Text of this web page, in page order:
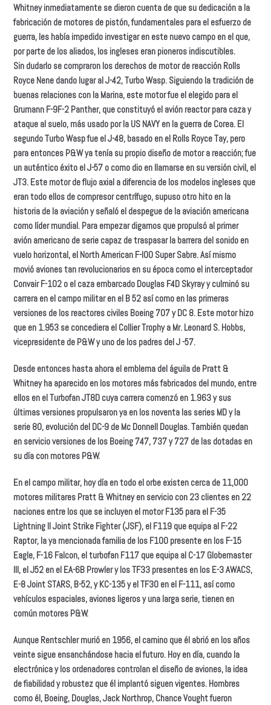
Whitney inmediatamente se dieron cuenta de que su dedicación a la
fabricación de motores de pistón, fundamentales para el esfuerzo de
guerra, les había impedido investigar en este nuevo campo en el que,
por parte de los aliados, los ingleses eran pioneros indiscutibles.
Sin dudarlo se compraron los derechos de motor de reacción Rolls
Royce Nene dando lugar al J-42, Turbo Wasp. Siguiendo la tradición de
buenas relaciones con la Marina, este motor fue el elegido para el
Grumann F-9F-2 Panther, que constituyó el avión reactor para caza y
ataque al suelo, más usado por la US NAVY en la guerra de Corea. El
segundo Turbo Wasp fue el J-48, basado en el Rolls Royce Tay, pero
para entonces P&W ya tenía su propio diseño de motor a reacción; fue
un auténtico éxito el J-57 o como dio en llamarse en su versión civil, el
JT3. Este motor de flujo axial a diferencia de los modelos ingleses que
eran todo ellos de compresor centrífugo, supuso otro hito en la
historia de la aviación y señaló el despegue de la aviación americana
como líder mundial. Para empezar digamos que propulsó al primer
avión americano de serie capaz de traspasar la barrera del sonido en
vuelo horizontal, el North American F-l00 Super Sabre. Así mismo
movió aviones tan revolucionarios en su época como el interceptador
Convair F-102 o el caza embarcado Douglas F4D Skyray y culminó su
carrera en el campo militar en el B 52 así como en las primeras
versiones de los reactores civiles Boeing 707 y DC 8. Este motor hizo
que en 1.953 se concediera el Collier Trophy a Mr. Leonard S. Hobbs,
vicepresidente de P&W y uno de los padres del J -57.
Desde entonces hasta ahora el emblema del águila de Pratt &
Whitney ha aparecido en los motores más fabricados del mundo, entre
ellos en el Turbofan JT8D cuya carrera comenzó en 1.963 y sus
últimas versiones propulsaron ya en los noventa las series MD y la
serie 80, evolución del DC-9 de Mc Donnell Douglas. También quedan
en servicio versiones de los Boeing 747, 737 y 727 de las dotadas en
su día con motores P&W.
En el campo militar, hoy día en todo el orbe existen cerca de 11,000
motores militares Pratt & Whitney en servicio con 23 clientes en 22
naciones entre los que se incluyen el motor F135 para el F-35
Lightning II Joint Strike Fighter (JSF), el F119 que equipa al F-22
Raptor, la ya mencionada familia de los F100 presente en los F-15
Eagle, F-16 Falcon, el turbofan F117 que equipa al C-17 Globemaster
III, el J52 en el EA-6B Prowler y los TF33 presentes en los E-3 AWACS,
E-8 Joint STARS, B-52, y KC-135 y el TF30 en el F-111, así como
vehículos espaciales, aviones ligeros y una larga serie, tienen en
común motores P&W.
Aunque Rentschler murió en 1956, el camino que él abrió en los años
veinte sigue ensanchándose hacia el futuro. Hoy en día, cuando la
electrónica y los ordenadores controlan el diseño de aviones, la idea
de fiabilidad y robustez que él implantó siguen vigentes. Hombres
como él, Boeing, Douglas, Jack Northrop, Chance Vought fueron